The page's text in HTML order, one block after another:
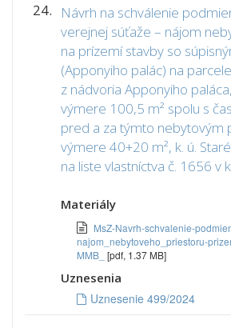
24.
Návrh na schválenie
verejnej súťaže – nájom
na prízemí stavby so
(Apponyiho palác) na
z nádvoria Apponyiho
výmere 100,5 m² spolu s
pred a za týmto nebytovým
výmere 40+20 m², k. ú.
na liste vlastníctva č. 1656 v
Materiály
MsZ-Navrh-schvalenie-
najom_nebytoveho_priestoru-
MMB_ [pdf, 1.37 MB]
Uznesenia
Uznesenie 499/2024